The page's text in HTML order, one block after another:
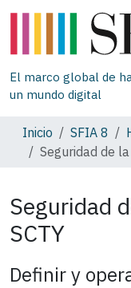
El marco global de
un mundo digital
Inicio SFIA 8
Seguridad de
Seguridad
SCTY
Definir y